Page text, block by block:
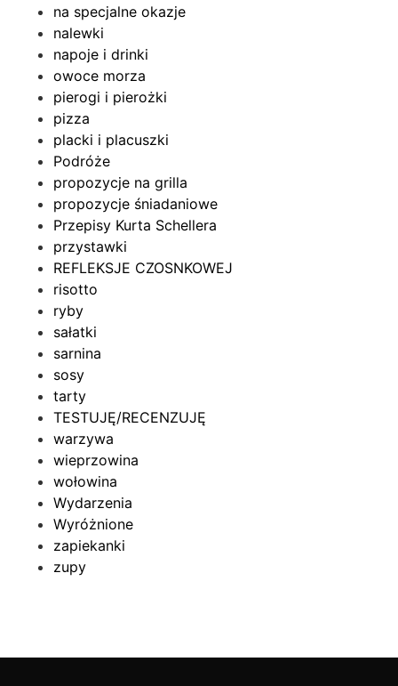
na specjalne okazje
nalewki
napoje i drinki
owoce morza
pierogi i pierożki
pizza
placki i placuszki
Podróże
propozycje na grilla
propozycje śniadaniowe
Przepisy Kurta Schellera
przystawki
REFLEKSJE CZOSNKOWEJ
risotto
ryby
sałatki
sarnina
sosy
tarty
TESTUJĘ/RECENZUJĘ
warzywa
wieprzowina
wołowina
Wydarzenia
Wyróżnione
zapiekanki
zupy